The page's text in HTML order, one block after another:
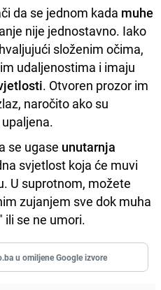
da se jednom kada muhe
nije jednostavno. Iako
složenim očima,
udaljenostima i imaju
. Otvoren prozor im
naročito ako su
se ugase unutarnja
svjetlost koja će muvi
U suprotnom, možete
zujanjem sve dok muha
ili se ne umori.
u omiljene Google izvore